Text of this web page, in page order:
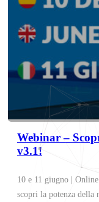
Webinar –
v3.1!
10 e 11 giugno |
scopri la potenza della